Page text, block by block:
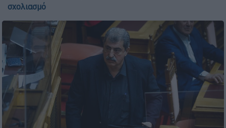
σχολιασμό